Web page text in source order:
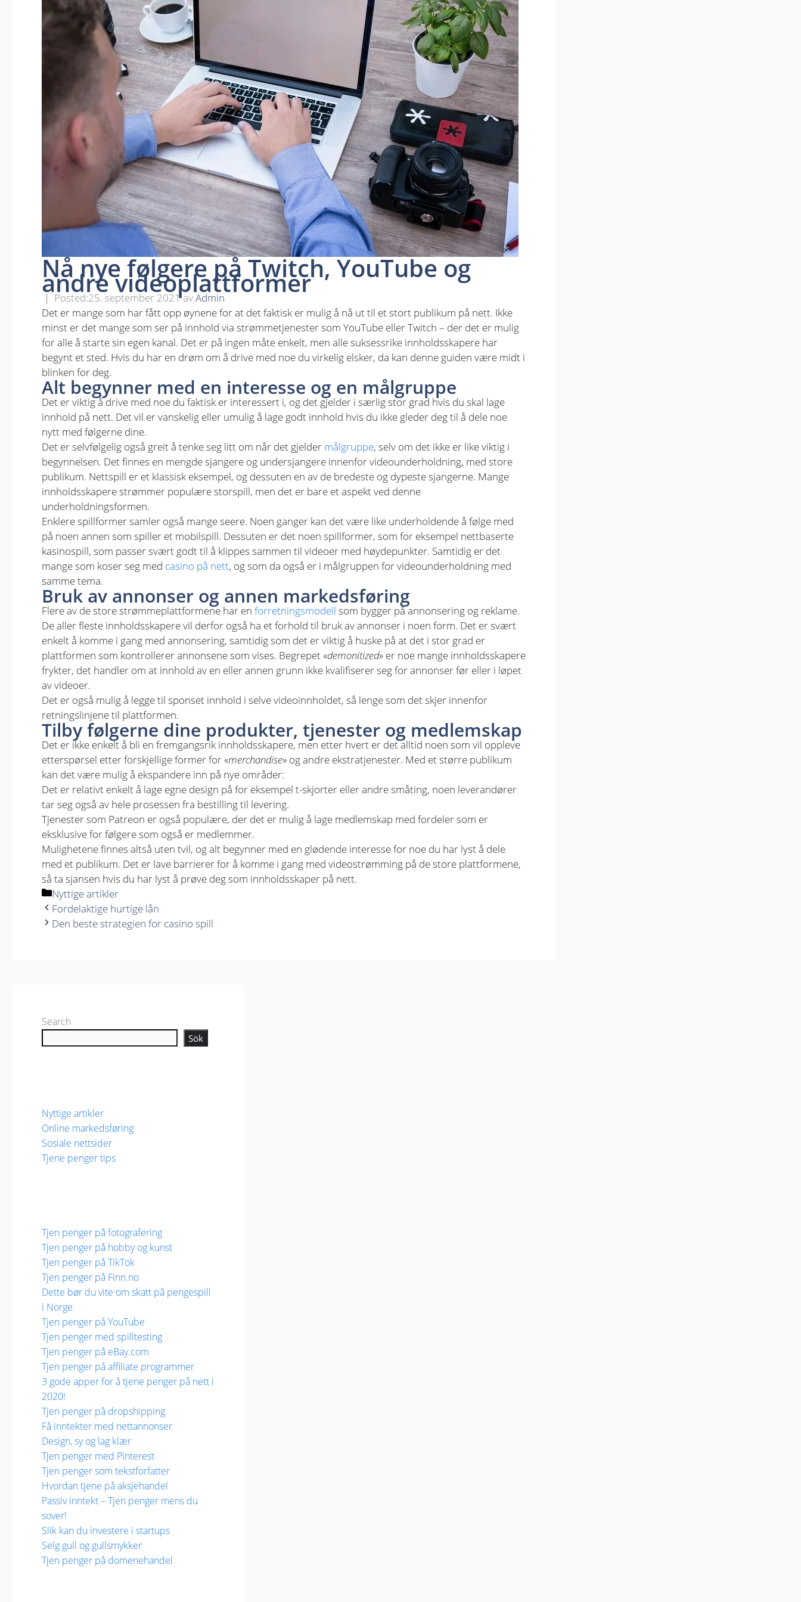
Nå nye følgere på Twitch, YouTube og
andre videoplattformer
25. september 2021 avAdmin
Det er mange som har fått opp øynene for at det faktisk er mulig å nå ut til et stort publikum på nett. Ikke
minst er det mange som ser på innhold via strømmetjenester som YouTube eller Twitch – der det er mulig
for alle å starte sin egen kanal. Det er på ingen måte enkelt, men alle suksessrike innholdsskapere har
begynt et sted. Hvis du har en drøm om å drive med noe du virkelig elsker, da kan denne guiden være midt i
blinken for deg.
Alt begynner med en interesse og en målgruppe
Det er viktig å drive med noe du faktisk er interessert i, og det gjelder i særlig stor grad hvis du skal lage
innhold på nett. Det vil er vanskelig eller umulig å lage godt innhold hvis du ikke gleder deg til å dele noe
nytt med følgerne dine.
Det er selvfølgelig også greit å tenke seg litt om når det gjelder målgruppe, selv om det ikke er like viktig i
begynnelsen. Det finnes en mengde sjangere og undersjangere innenfor videounderholdning, med store
publikum. Nettspill er et klassisk eksempel, og dessuten en av de bredeste og dypeste sjangerne. Mange
innholdsskapere strømmer populære storspill, men det er bare et aspekt ved denne
underholdningsformen.
Enklere spillformer samler også mange seere. Noen ganger kan det være like underholdende å følge med
på noen annen som spiller et mobilspill. Dessuten er det noen spillformer, som for eksempel nettbaserte
kasinospill, som passer svært godt til å klippes sammen til videoer med høydepunkter. Samtidig er det
mange som koser seg med casino på nett, og som da også er i målgruppen for videounderholdning med
samme tema.
Bruk av annonser og annen markedsføring
Flere av de store strømmeplattformene har en forretningsmodell som bygger på annonsering og reklame.
De aller fleste innholdsskapere vil derfor også ha et forhold til bruk av annonser i noen form. Det er svært
enkelt å komme i gang med annonsering, samtidig som det er viktig å huske på at det i stor grad er
plattformen som kontrollerer annonsene som vises. Begrepet «demonitized» er noe mange innholdsskapere
frykter, det handler om at innhold av en eller annen grunn ikke kvalifiserer seg for annonser før eller i løpet
av videoer.
Det er også mulig å legge til sponset innhold i selve videoinnholdet, så lenge som det skjer innenfor
retningslinjene til plattformen.
Tilby følgerne dine produkter, tjenester og medlemskap
Det er ikke enkelt å bli en fremgangsrik innholdsskapere, men etter hvert er det alltid noen som vil oppleve
etterspørsel etter forskjellige former for «merchandise» og andre ekstratjenester. Med et større publikum
kan det være mulig å ekspandere inn på nye områder:
Det er relativt enkelt å lage egne design på for eksempel t-skjorter eller andre småting, noen leverandører
tar seg også av hele prosessen fra bestilling til levering.
Tjenester som Patreon er også populære, der det er mulig å lage medlemskap med fordeler som er
eksklusive for følgere som også er medlemmer.
Mulighetene finnes altså uten tvil, og alt begynner med en glødende interesse for noe du har lyst å dele
med et publikum. Det er lave barrierer for å komme i gang med videostrømming på de store plattformene,
så ta sjansen hvis du har lyst å prøve deg som innholdsskaper på nett.
Kategorier
Nyttige artikler
Fordelaktige hurtige lån
Den beste strategien for casino spill
Search
Sök
Nyttige artikler
Online markedsføring
Sosiale nettsider
Tjene penger tips
Tjen penger på fotografering
Tjen penger på hobby og kunst
Tjen penger på TikTok
Tjen penger på Finn.no
Dette bør du vite om skatt på pengespill
i Norge
Tjen penger på YouTube
Tjen penger med spilltesting
Tjen penger på eBay.com
Tjen penger på affiliate programmer
3 gode apper for å tjene penger på nett i
2020!
Tjen penger på dropshipping
Få inntekter med nettannonser
Design, sy og lag klær
Tjen penger med Pinterest
Tjen penger som tekstforfatter
Hvordan tjene på aksjehandel
Passiv inntekt – Tjen penger mens du
sover!
Slik kan du investere i startups
Selg gull og gullsmykker
Tjen penger på domenehandel